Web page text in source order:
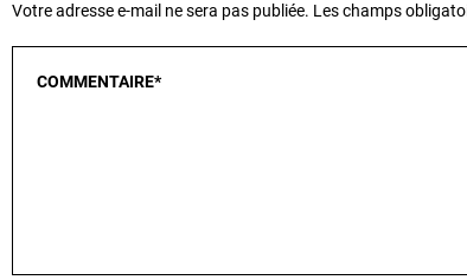
Votre adresse e-mail ne sera pas publiée. Les champs